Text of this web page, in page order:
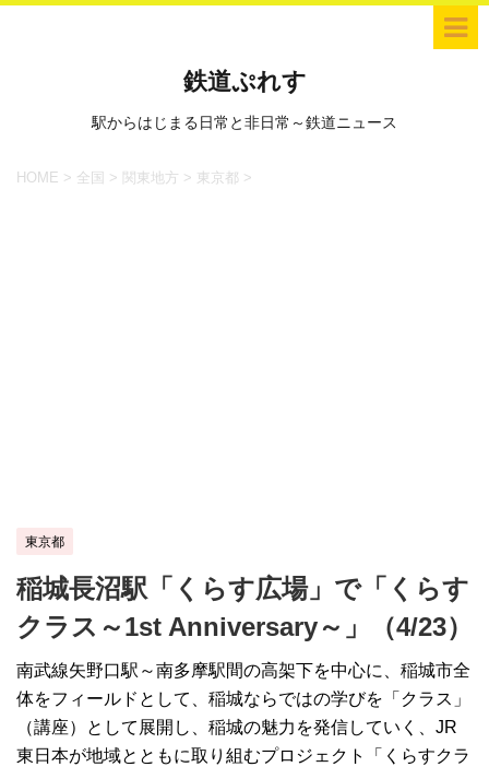
鉄道ぷれす
駅からはじまる日常と非日常～鉄道ニュース
HOME > 全国 > 関東地方 > 東京都 >
東京都
稲城長沼駅「くらす広場」で「くらす
クラス～1st Anniversary～」（4/23）
南武線矢野口駅～南多摩駅間の高架下を中心に、稲城市全
体をフィールドとして、稲城ならではの学びを「クラス」
（講座）として展開し、稲城の魅力を発信していく、JR
東日本が地域とともに取り組むプロジェクト「くらすクラ